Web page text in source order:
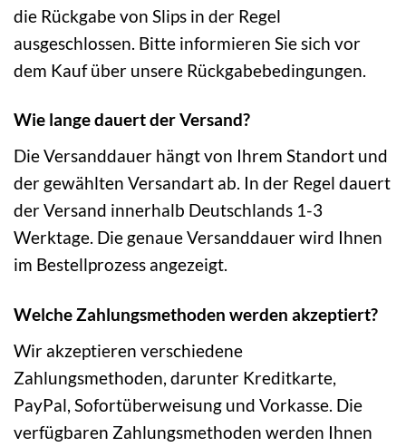
die Rückgabe von Slips in der Regel
ausgeschlossen. Bitte informieren Sie sich vor
dem Kauf über unsere Rückgabebedingungen.
Wie lange dauert der Versand?
Die Versanddauer hängt von Ihrem Standort und
der gewählten Versandart ab. In der Regel dauert
der Versand innerhalb Deutschlands 1-3
Werktage. Die genaue Versanddauer wird Ihnen
im Bestellprozess angezeigt.
Welche Zahlungsmethoden werden akzeptiert?
Wir akzeptieren verschiedene
Zahlungsmethoden, darunter Kreditkarte,
PayPal, Sofortüberweisung und Vorkasse. Die
verfügbaren Zahlungsmethoden werden Ihnen